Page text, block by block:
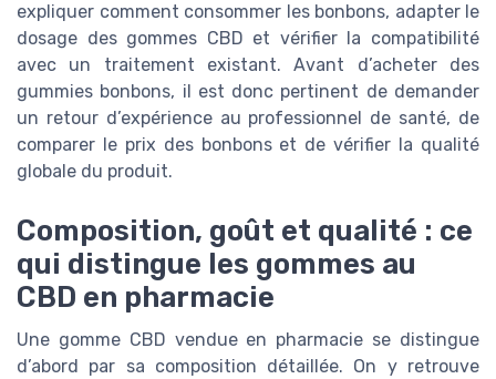
expliquer comment consommer les bonbons, adapter le
dosage des gommes CBD et vérifier la compatibilité
avec un traitement existant. Avant d’acheter des
gummies bonbons, il est donc pertinent de demander
un retour d’expérience au professionnel de santé, de
comparer le prix des bonbons et de vérifier la qualité
globale du produit.
Composition, goût et qualité : ce
qui distingue les gommes au
CBD en pharmacie
Une gomme CBD vendue en pharmacie se distingue
d’abord par sa composition détaillée. On y retrouve